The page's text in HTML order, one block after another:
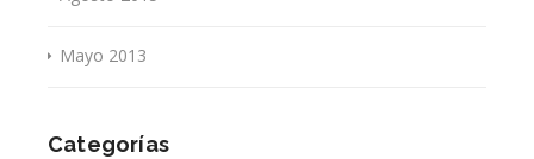
Mayo 2013
Categorías